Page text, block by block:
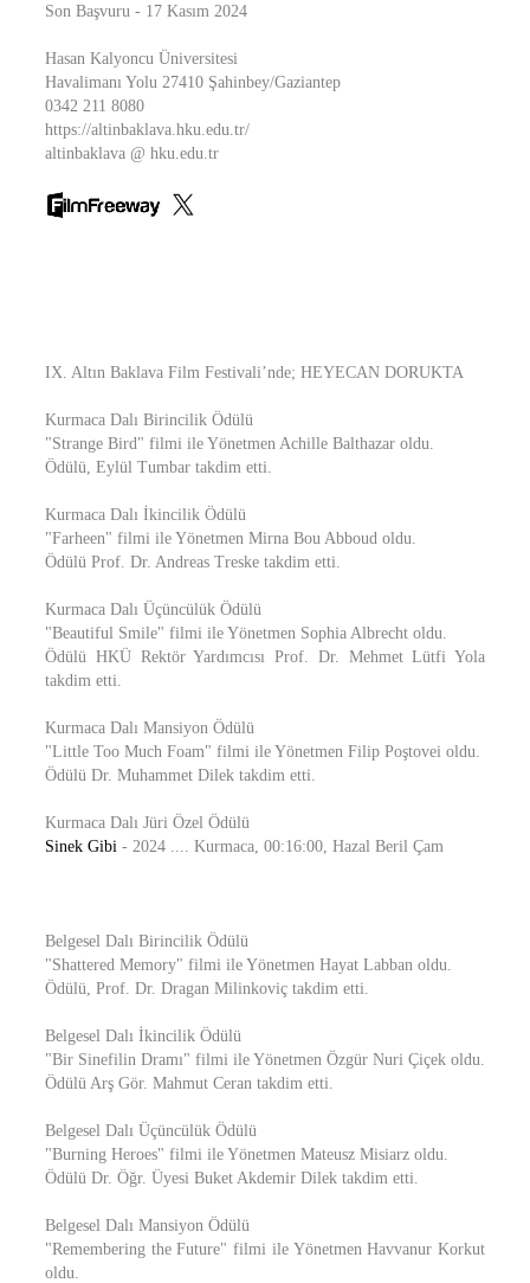
Son Başvuru - 17 Kasım 2024
Hasan Kalyoncu Üniversitesi
Havalimanı Yolu 27410 Şahinbey/Gaziantep
0342 211 8080
https://altinbaklava.hku.edu.tr/
altinbaklava @ hku.edu.tr
IX. Altın Baklava Film Festivali’nde; HEYECAN DORUKTA
Kurmaca Dalı Birincilik Ödülü
"Strange Bird" filmi ile Yönetmen Achille Balthazar oldu.
Ödülü, Eylül Tumbar takdim etti.
Kurmaca Dalı İkincilik Ödülü
"Farheen" filmi ile Yönetmen Mirna Bou Abboud oldu.
Ödülü Prof. Dr. Andreas Treske takdim etti.
Kurmaca Dalı Üçüncülük Ödülü
"Beautiful Smile" filmi ile Yönetmen Sophia Albrecht oldu.
Ödülü HKÜ Rektör Yardımcısı Prof. Dr. Mehmet Lütfi Yola
takdim etti.
Kurmaca Dalı Mansiyon Ödülü
"Little Too Much Foam" filmi ile Yönetmen Filip Poştovei oldu.
Ödülü Dr. Muhammet Dilek takdim etti.
Kurmaca Dalı Jüri Özel Ödülü
Sinek Gibi - 2024 .... Kurmaca, 00:16:00, Hazal Beril Çam
Belgesel Dalı Birincilik Ödülü
"Shattered Memory" filmi ile Yönetmen Hayat Labban oldu.
Ödülü, Prof. Dr. Dragan Milinkoviç takdim etti.
Belgesel Dalı İkincilik Ödülü
"Bir Sinefilin Dramı" filmi ile Yönetmen Özgür Nuri Çiçek oldu.
Ödülü Arş Gör. Mahmut Ceran takdim etti.
Belgesel Dalı Üçüncülük Ödülü
"Burning Heroes" filmi ile Yönetmen Mateusz Misiarz oldu.
Ödülü Dr. Öğr. Üyesi Buket Akdemir Dilek takdim etti.
Belgesel Dalı Mansiyon Ödülü
"Remembering the Future" filmi ile Yönetmen Havvanur Korkut
oldu.